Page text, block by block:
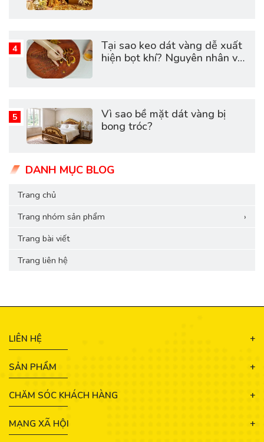
Tại sao keo dát vàng dễ xuất
hiện bọt khí? Nguyên nhân và
Vì sao bề mặt dát vàng bị
bong tróc?
DANH MỤC BLOG
Trang chủ
Trang nhóm sản phẩm
›
Trang bài viết
Trang liên hệ
LIÊN HỆ
SẢN PHẨM
CHĂM SÓC KHÁCH HÀNG
MẠNG XÃ HỘI